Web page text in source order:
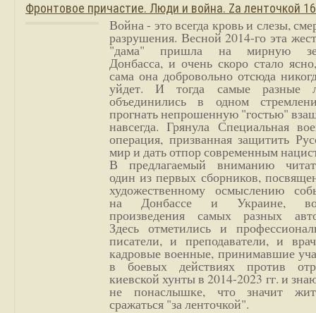
Фронтовое причастие. Люди и война. Zа ленточкой
Война - это всегда кровь и слезы,
разрушения. Весной 2014-го эта
"дама" пришла на мирную
Донбасса, и очень скоро стало
сама она добровольно отсюда
уйдет. И тогда самые разные
объединились в одном
прогнать непрошенную "гостью"
навсегда. Грянула Специальная
операция, призванная защитить
мир и дать отпор современным
В предлагаемый вниманию
один из первых сборников,
художественному осмыслению
на Донбассе и Украине,
произведения самых разных
Здесь отметились и
писатели, и преподаватели, и
кадровые военные, принимавшие
в боевых действиях против
киевской хунты в 2014-2023 гг. и
не понаслышке, что значит
сражаться "за ленточкой".